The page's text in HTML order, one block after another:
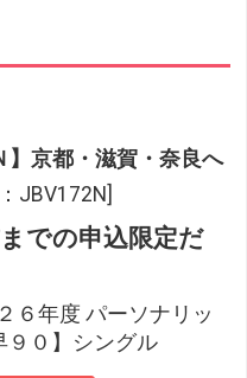
】京都・滋賀・奈良へ
JBV172N]
までの申込限定だ
６年度 パーソナリッ
０】シングル